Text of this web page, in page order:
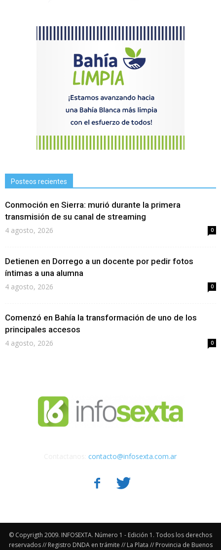
Posteos recientes
Conmoción en Sierra: murió durante la primera
transmisión de su canal de streaming
4 agosto, 2026 0
Detienen en Dorrego a un docente por pedir fotos
íntimas a una alumna
4 agosto, 2026 0
Comenzó en Bahía la transformación de uno de los
principales accesos
4 agosto, 2026 0
contacto@infosexta.com.ar
© Copyrigth 2009. INFOSEXTA. Número 1 - Edición 1. Todos los derechos
reservados // Registro DNDA en trámite // La Plata // Provincia de Buenos